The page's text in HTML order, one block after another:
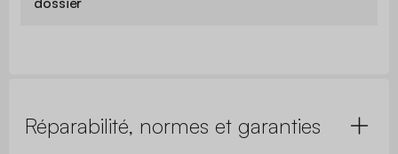
Réparabilité, normes et garanties